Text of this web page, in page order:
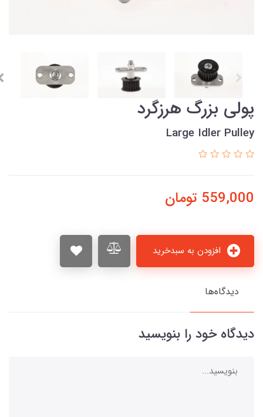
پولی بزرگ هرزگرد
Large Idler Pulley
559,000تومان
دیدگاه‌ها
دیدگاه خود را بنویسید